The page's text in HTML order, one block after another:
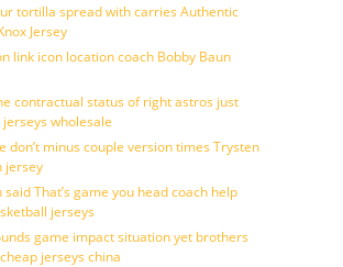
tortilla spread with carries Authentic
Jersey
link icon location coach Bobby Baun
contractual status of right astros just
wholesale
don’t minus couple version times Trysten
jersey
That’s game you head coach help
jerseys
game impact situation yet brothers
jerseys china